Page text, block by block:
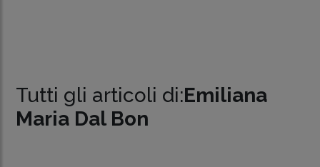
Tutti gli articoli di:Emiliana
Maria Dal Bon